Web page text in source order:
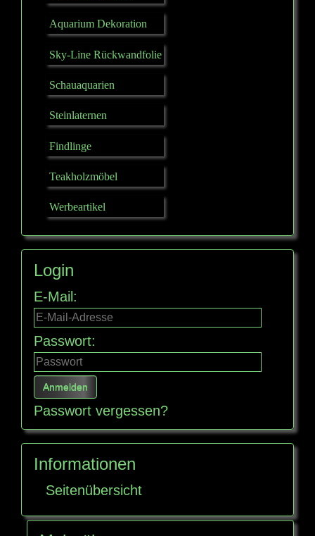
Aquarium Dekoration
Sky-Line Rückwandfolie
Schauaquarien
Steinlaternen
Findlinge
Teakholzmöbel
Werbeartikel
Login
E-Mail:
Passwort:
Passwort vergessen?
Informationen
Seitenübersicht